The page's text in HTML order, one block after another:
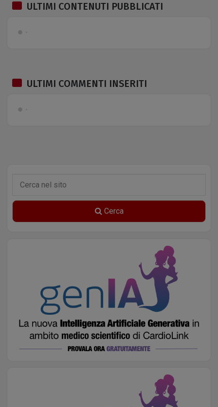
ULTIMI CONTENUTI PUBBLICATI
ULTIMI COMMENTI INSERITI
Cerca